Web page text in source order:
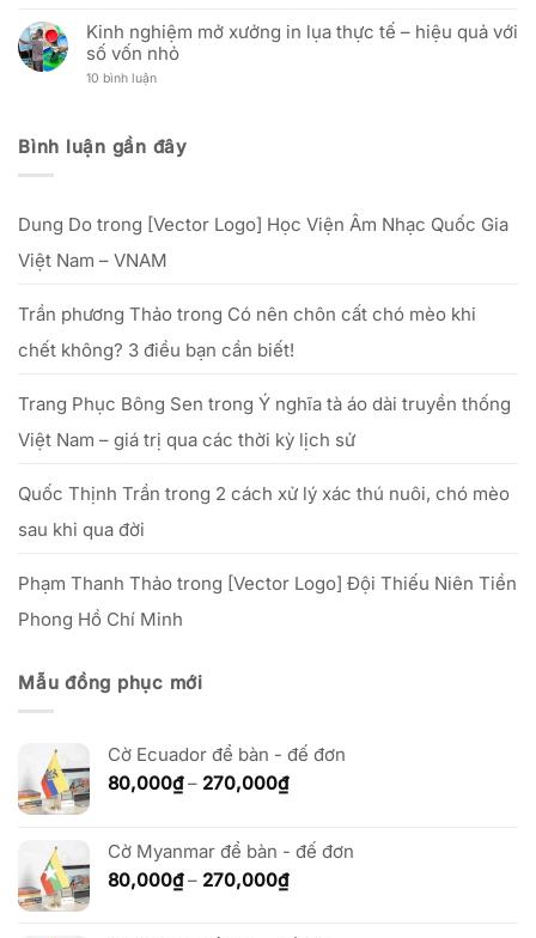
Và
Hiệu
Quả
Tư
nâng
tầm
trải
nghiệm
dịch
Phụ
nữ
Việt
Nam:
phụ
nữ
25/09
đến
20/10/2025
ngành
may
(12/12
lễ
vật
Tổ
Kinh nghiệm mở xưởng in lụa thực tế – hiệu quả với
số vốn nhỏ
10 bình luậnở
in
hiệu
quả
số
Bình luận gần đây
Dung Do trong [Vector Logo] Học Viện Âm Nhạc Quốc Gia
Việt Nam – VNAM
Trần phương Thảo trong Có nên chôn cất chó mèo khi
chết không? 3 điều bạn cần biết!
Trang Phục Bông Sen trong Ý nghĩa tà áo dài truyền thống
Việt Nam – giá trị qua các thời kỳ lịch sử
Quốc Thịnh Trần trong 2 cách xử lý xác thú nuôi, chó mèo
sau khi qua đời
Phạm Thanh Thảo trong [Vector Logo] Đội Thiếu Niên Tiền
Phong Hồ Chí Minh
Mẫu đồng phục mới
Cờ Ecuador để bàn - đế đơn
80,000₫ – 270,000₫Khoảng
80,000₫
đến
270,000₫
Cờ Myanmar để bàn - đế đơn
80,000₫ – 270,000₫Khoảng